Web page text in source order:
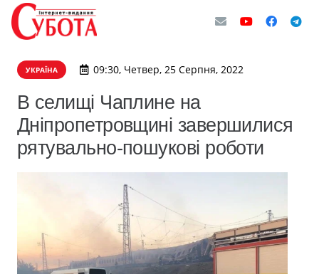
УКРАЇНА 09:30, Четвер, 25 Серпня, 2022
В селищі Чаплине на
Дніпропетровщині завершилися
рятувально-пошукові роботи